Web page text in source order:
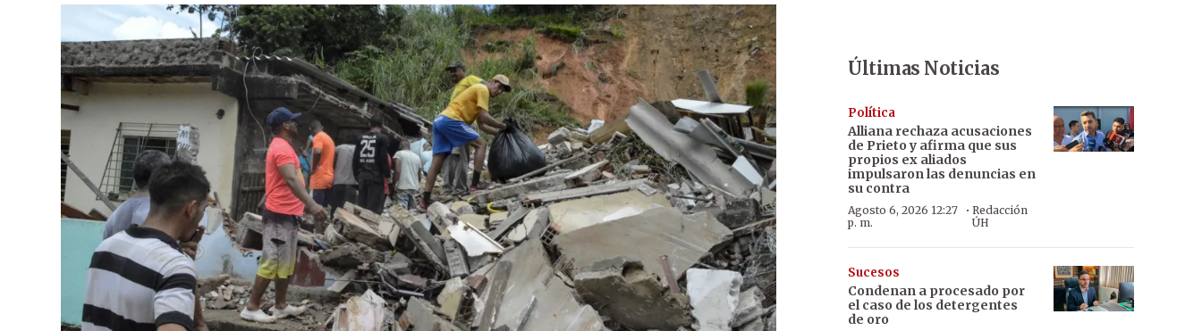
Últimas Noticias
Política
Alliana rechaza acusaciones
de Prieto y afirma que sus
propios ex aliados
impulsaron las denuncias en
su contra
Agosto 6, 2026 12:27
p. m.
·Redacción
ÚH
Sucesos
Condenan a procesado por
el caso de los detergentes
de oro